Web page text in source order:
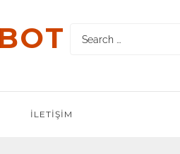
İLETIŞIM
Search